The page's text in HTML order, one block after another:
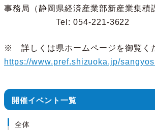
事務局（静岡県経済産業部新産業集積
Tel: 054-221-3622
※ 詳しくは県ホームページを御覧く
https://www.pref.shizuoka.jp/
開催イベント一覧
全体